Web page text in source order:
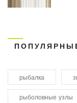
рыбалка
рыболовные узлы